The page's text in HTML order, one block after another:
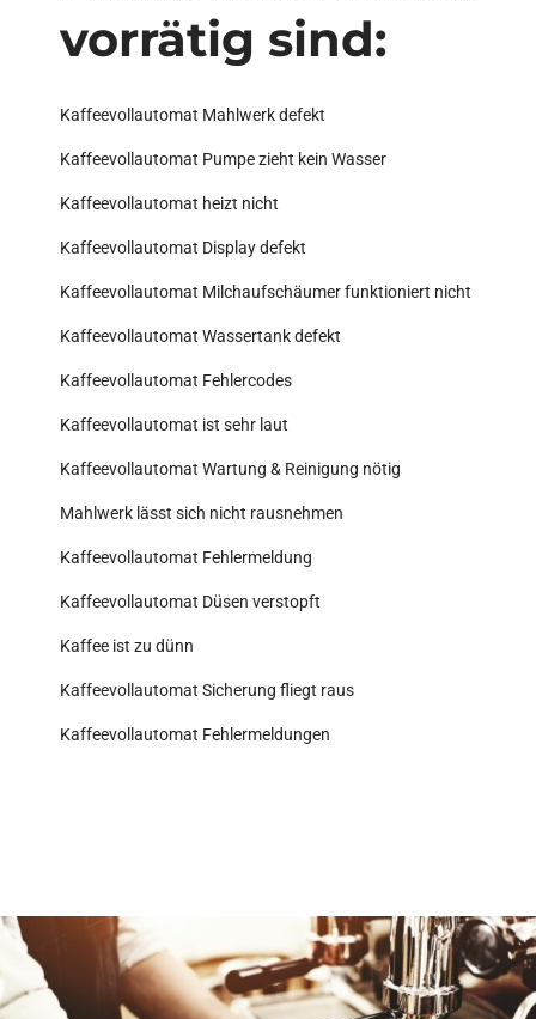
vorrätig sind:
Kaffeevollautomat Mahlwerk defekt
Kaffeevollautomat Pumpe zieht kein Wasser
Kaffeevollautomat heizt nicht
Kaffeevollautomat Display defekt
Kaffeevollautomat Milchaufschäumer funktioniert nicht
Kaffeevollautomat Wassertank defekt
Kaffeevollautomat Fehlercodes
Kaffeevollautomat ist sehr laut
Kaffeevollautomat Wartung & Reinigung nötig
Mahlwerk lässt sich nicht rausnehmen
Kaffeevollautomat Fehlermeldung
Kaffeevollautomat Düsen verstopft
Kaffee ist zu dünn
Kaffeevollautomat Sicherung fliegt raus
Kaffeevollautomat Fehlermeldungen